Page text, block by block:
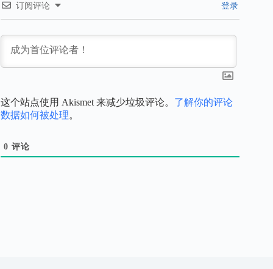
订阅评论 登录
这个站点使用 Akismet 来减少垃圾评论。 了解你的评论
数据如何被处理。
0 评论